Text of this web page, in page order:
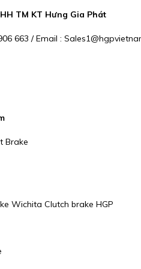
TM KT Hưng Gia Phát
663 / Email :
Brake
Wichita Clutch brake HGP